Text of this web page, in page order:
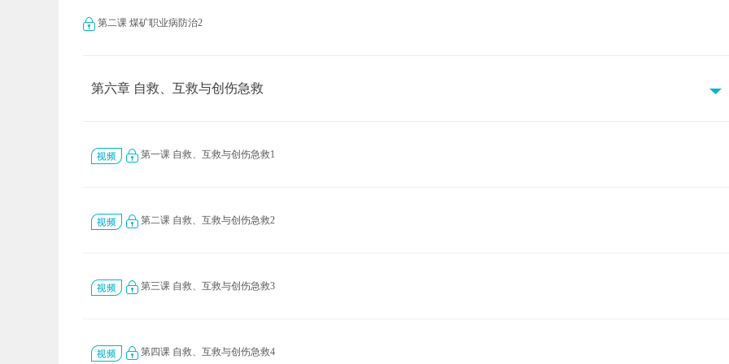
第二课 煤矿职业病防治2
第六章 自救、互救与创伤急救
第一课 自救、互救与创伤急救1
第二课 自救、互救与创伤急救2
第三课 自救、互救与创伤急救3
第四课 自救、互救与创伤急救4